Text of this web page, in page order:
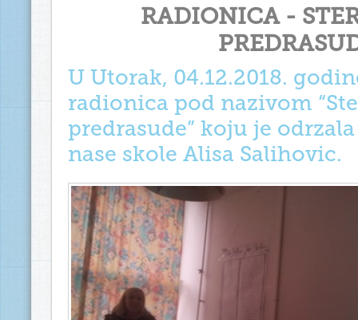
RADIONICA -
U Utorak, 04.12.2018.
radionica pod nazivom
predrasude” koju je
nase skole Alisa Salihovic.